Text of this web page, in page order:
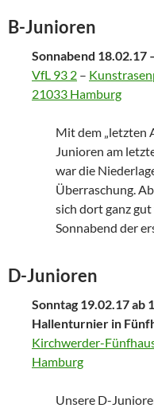
B-Junioren
Sonnabend 18.02.17
VfL 93 2 –
21033 Hamburg
Mit dem „letzten
Junioren am
war die
Überraschung.
sich dort ganz
Sonnabend der
D-Junioren
Sonntag 19.02.17 ab
Hallenturnier in
Kirchwerder-
Hamburg
Unsere D-